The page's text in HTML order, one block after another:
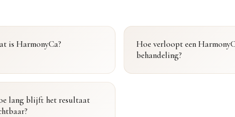
is HarmonyCa?
Hoe verloopt een
behandeling?
lang blijft het resultaat